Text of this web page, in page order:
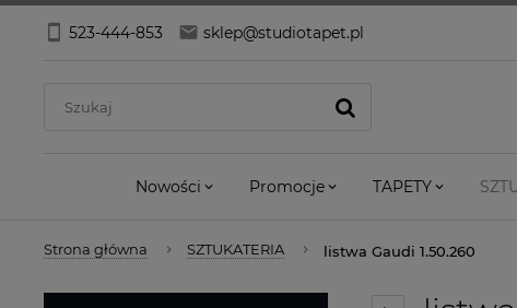
523-444-853 sklep@studiotapet.pl
Nowości Promocje TAPETY
Strona główna SZTUKATERIA listwa Gaudi 1.50.260